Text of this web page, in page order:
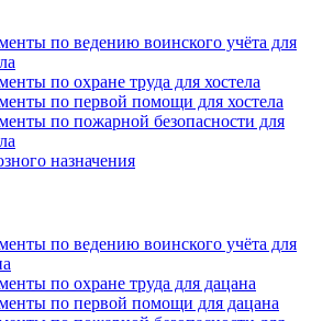
по ведению воинского учёта для
по охране труда для хостела
по первой помощи для хостела
по пожарной безопасности для
назначения
по ведению воинского учёта для
по охране труда для дацана
по первой помощи для дацана